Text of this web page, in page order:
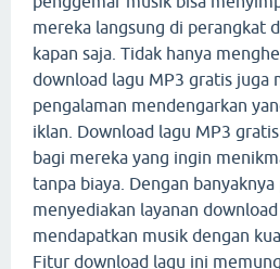
mereka langsung di perangkat
kapan saja. Tidak hanya
download lagu MP3 gratis juga
pengalaman mendengarkan
iklan. Download lagu MP3
bagi mereka yang ingin
tanpa biaya. Dengan
menyediakan layanan
mendapatkan musik dengan
Fitur download lagu ini